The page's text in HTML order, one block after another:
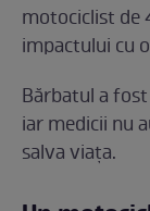
motociclist de
impactului cu
Bărbatul a
iar medicii nu
salva viața.